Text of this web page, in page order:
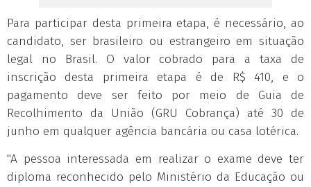
Para participar desta primeira etapa, é necessário, ao
candidato, ser brasileiro ou estrangeiro em situação
legal no Brasil. O valor cobrado para a taxa de
inscrição desta primeira etapa é de R$ 410, e o
pagamento deve ser feito por meio de Guia de
Recolhimento da União (GRU Cobrança) até 30 de
junho em qualquer agência bancária ou casa lotérica.
"A pessoa interessada em realizar o exame deve ter
diploma reconhecido pelo Ministério da Educação ou